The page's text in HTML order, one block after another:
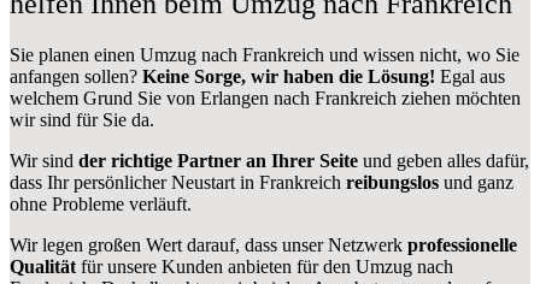
Sie planen einen Umzug nach Frankreich und wissen nicht, wo Sie
anfangen sollen? Keine Sorge, wir haben die Lösung! Egal aus
welchem Grund Sie von Erlangen nach Frankreich ziehen möchten
wir sind für Sie da.
Wir sind der richtige Partner an Ihrer Seite und geben alles dafür,
dass Ihr persönlicher Neustart in Frankreich reibungslos und ganz
ohne Probleme verläuft.
Wir legen großen Wert darauf, dass unser Netzwerk professionelle
Qualität für unsere Kunden anbieten für den Umzug nach